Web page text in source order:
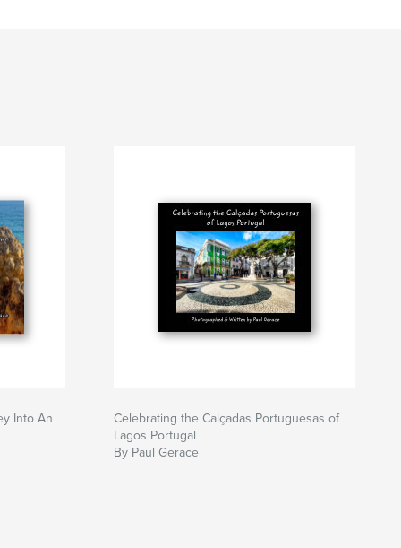
Into An
Celebrating the Calçadas Portuguesas of
Lagos Portugal
By Paul Gerace